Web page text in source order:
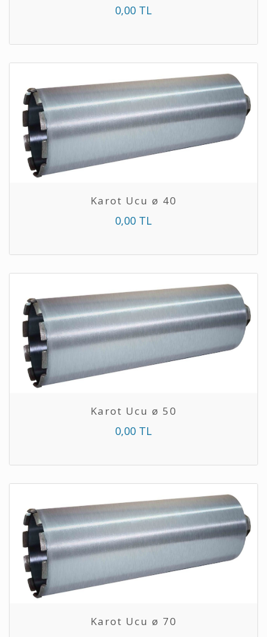
0,00 TL
Karot Ucu ø 40
0,00 TL
Karot Ucu ø 50
0,00 TL
Karot Ucu ø 70